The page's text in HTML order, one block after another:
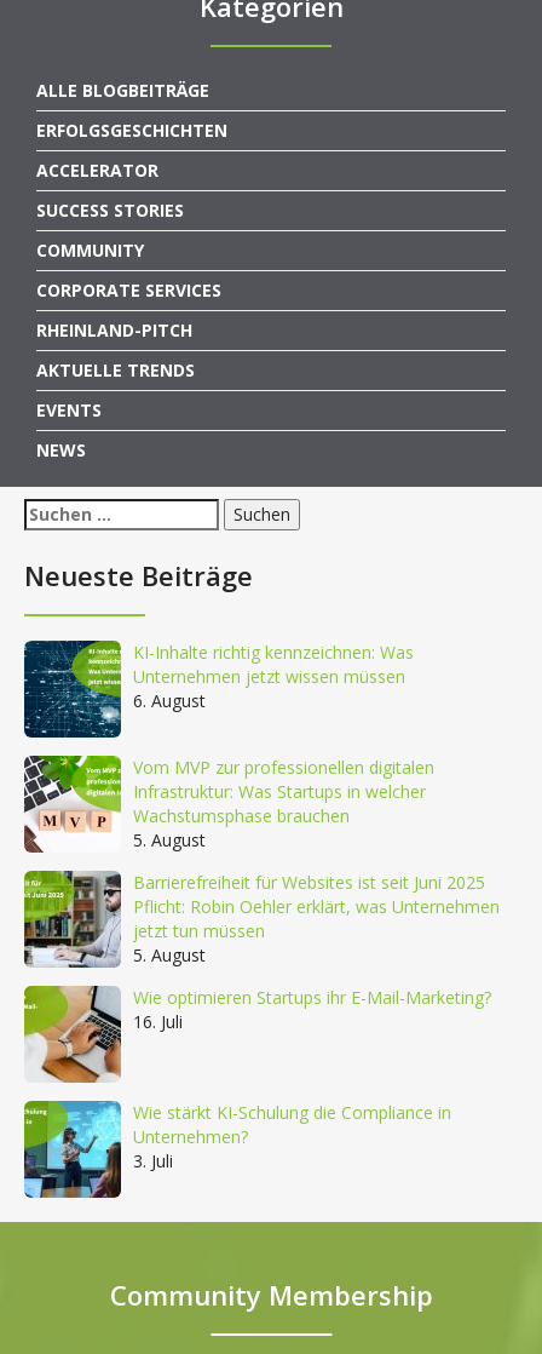
ALLE BLOGBEITRÄGE
ERFOLGSGESCHICHTEN
ACCELERATOR
SUCCESS STORIES
COMMUNITY
CORPORATE SERVICES
RHEINLAND-PITCH
AKTUELLE TRENDS
EVENTS
NEWS
Suchen
nach:
Neueste Beiträge
KI-Inhalte richtig kennzeichnen: Was
Unternehmen jetzt wissen müssen
6. August
Vom MVP zur professionellen digitalen
Infrastruktur: Was Startups in welcher
Wachstumsphase brauchen
5. August
Barrierefreiheit für Websites ist seit Juni 2025
Pflicht: Robin Oehler erklärt, was Unternehmen
jetzt tun müssen
5. August
Wie optimieren Startups ihr E-Mail-Marketing?
16. Juli
Wie stärkt KI-Schulung die Compliance in
Unternehmen?
3. Juli
Community Membership